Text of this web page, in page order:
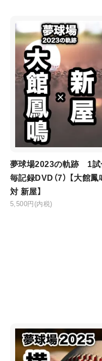
夢球場2023の軌跡 1試
毎記録DVD（7） 【大館鳳
対 新屋】
5,500円(内税)